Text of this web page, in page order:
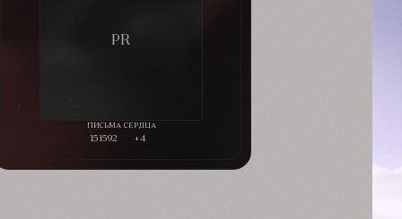
151592 +4